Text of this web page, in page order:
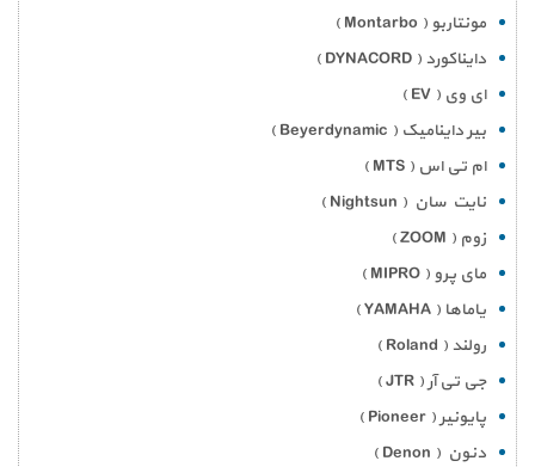
مونتاربو ( Montarbo )
دایناکورد ( DYNACORD )
ای وی ( EV )
بیر داینامیک ( Beyerdynamic )
ام تی اس ( MTS )
نایت سان ( Nightsun )
زوم ( ZOOM )
مای پرو ( MIPRO )
یاماها ( YAMAHA )
رولند ( Roland )
جی تی آر ( JTR )
پایونیر ( Pioneer )
دنون ( Denon )